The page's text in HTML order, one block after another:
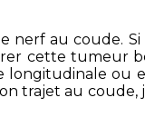
nerf au coude.
cette tumeur
longitudinale ou
trajet au coude,